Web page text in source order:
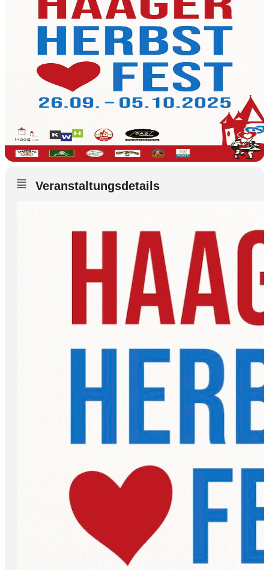
Veranstaltungsdetails